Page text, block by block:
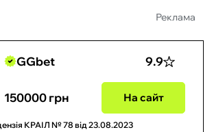
Реклама
GGbet 9.9
150000 грн На сайт
КРАІЛ № 78 від 23.08.2023